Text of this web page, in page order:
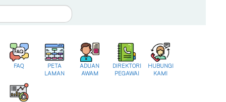
FAQ
PETA
LAMAN
ADUAN
AWAM
DIREKTORI
PEGAWAI
HUBUNGI
KAMI